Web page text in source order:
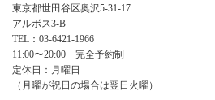
東京都世田谷区奥沢5-31-17
アルボス3-B
TEL：03-6421-1966
11:00〜20:00 完全予約制
定休日：月曜日
（月曜が祝日の場合は翌日火曜）